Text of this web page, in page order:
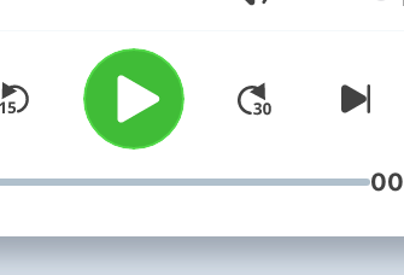
Brennpunkten und der
wo drohen neue Krisen,
Perspektiven, und was
die Konsequenzen - auch
uns in Deutschland? In
Zusammenarbeit mit
berichtet die